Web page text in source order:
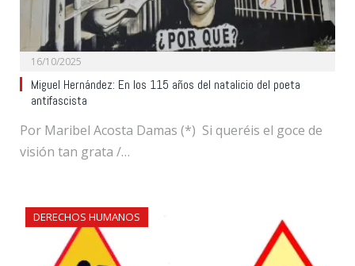
16/10/2025
Miguel Hernández: En los 115 años del natalicio del poeta
antifascista
Por Maribel Acosta Damas (*) Si queréis el goce de
visión tan grata /…
DERECHOS HUMANOS